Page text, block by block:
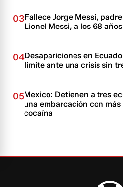
03Fallece Jorge Messi,
Lionel Messi, a los 68
04Desapariciones en
límite ante una crisis sin
05Mexico: Detienen a tres
una embarcación con
cocaína